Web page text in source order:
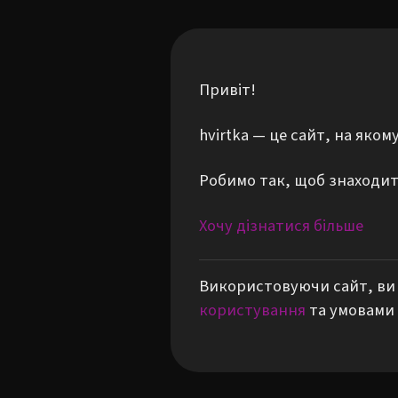
Привіт!
hvirtka — це сайт, на
Робимо так, щоб
Хочу дізнатися більше
Використовуючи сайт,
користування та умовами